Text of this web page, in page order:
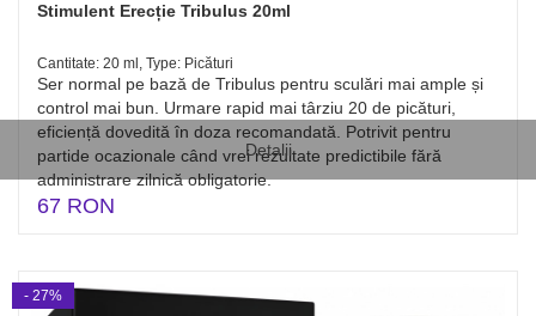
Detalii
Stimulent Erecție Tribulus 20ml
Cantitate: 20 ml, Type: Picături
Ser normal pe bază de Tribulus pentru sculări mai ample și
control mai bun. Urmare rapid mai târziu 20 de picături,
eficiență dovedită în doza recomandată. Potrivit pentru
partide ocazionale când vrei rezultate predictibile fără
administrare zilnică obligatorie.
67 RON
- 27%